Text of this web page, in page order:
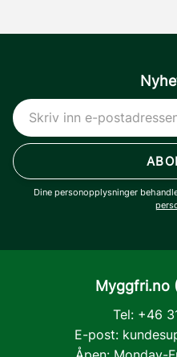
Dine personopplysninger
Myggfri.no
Tel: +46
E-post: